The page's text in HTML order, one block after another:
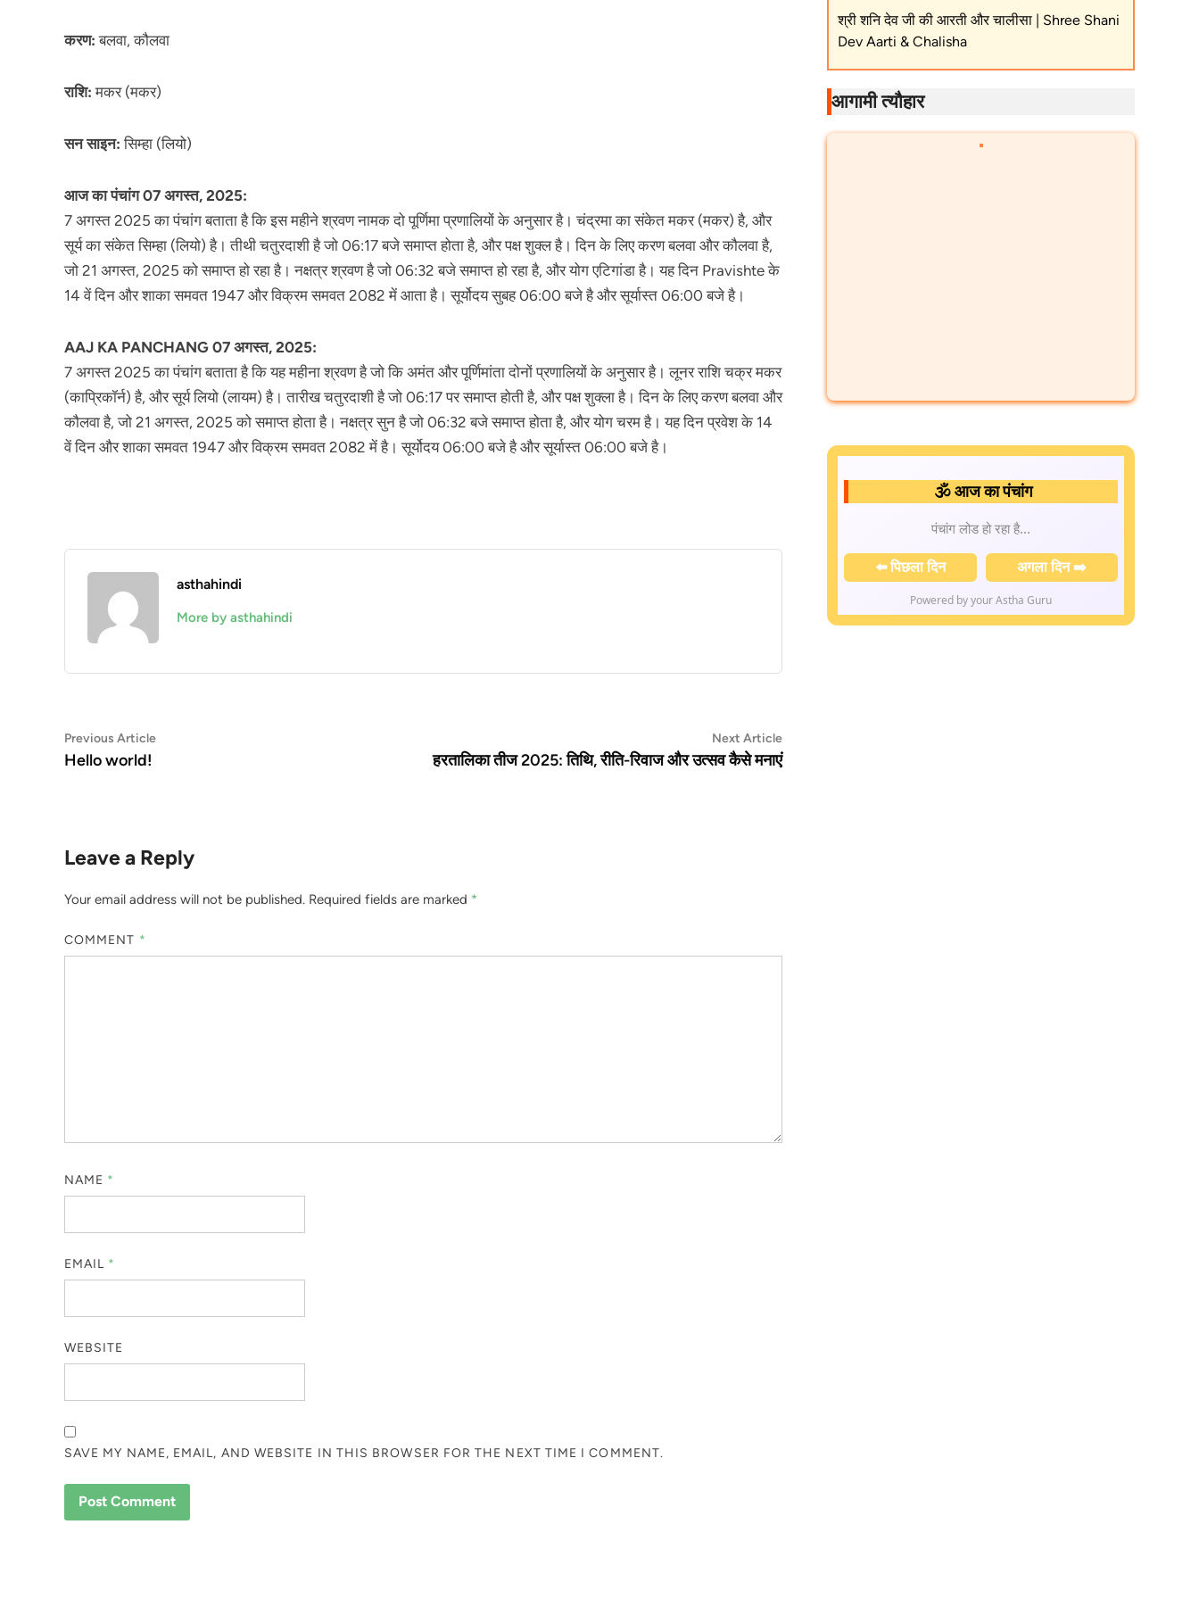
करण: बलवा, कौलवा
राशि: मकर (मकर)
सन साइन: सिम्हा (लियो)
आज का पंचांग 07 अगस्त, 2025:
7 अगस्त 2025 का पंचांग बताता है कि इस महीने श्रवण नामक दो पूर्णिमा प्रणालियों के अनुसार है। चंद्रमा का संकेत मकर (मकर) है, और
सूर्य का संकेत सिम्हा (लियो) है। तीथी चतुरदाशी है जो 06:17 बजे समाप्त होता है, और पक्ष शुक्ल है। दिन के लिए करण बलवा और कौलवा है,
जो 21 अगस्त, 2025 को समाप्त हो रहा है। नक्षत्र श्रवण है जो 06:32 बजे समाप्त हो रहा है, और योग एटिगांडा है। यह दिन Pravishte के
14 वें दिन और शाका समवत 1947 और विक्रम समवत 2082 में आता है। सूर्योदय सुबह 06:00 बजे है और सूर्यास्त 06:00 बजे है।
AAJ KA PANCHANG 07 अगस्त, 2025:
7 अगस्त 2025 का पंचांग बताता है कि यह महीना श्रवण है जो कि अमंत और पूर्णिमांता दोनों प्रणालियों के अनुसार है। लूनर राशि चक्र मकर
(काप्रिकॉर्न) है, और सूर्य लियो (लायम) है। तारीख चतुरदाशी है जो 06:17 पर समाप्त होती है, और पक्ष शुक्ला है। दिन के लिए करण बलवा और
कौलवा है, जो 21 अगस्त, 2025 को समाप्त होता है। नक्षत्र सुन है जो 06:32 बजे समाप्त होता है, और योग चरम है। यह दिन प्रवेश के 14
वें दिन और शाका समवत 1947 और विक्रम समवत 2082 में है। सूर्योदय 06:00 बजे है और सूर्यास्त 06:00 बजे है।
asthahindi
More by asthahindi
Post
navigation
Previous ArticlePrevious
Hello world!
Next ArticleNext
article:
हरतालिका तीज 2025: तिथि, रीति-रिवाज और उत्सव कैसे मनाएं
Leave a Reply
Your email address will not be published. Required fields are marked *
COMMENT *
NAME *
EMAIL *
WEBSITE
SAVE MY NAME, EMAIL, AND WEBSITE IN THIS BROWSER FOR THE NEXT TIME I COMMENT.
श्री शनि देव जी की आरती और चालीसा | Shree Shani
Dev Aarti & Chalisha
आगामी त्यौहार
🕉️ आज का पंचांग
पंचांग लोड हो रहा है...
⬅️ पिछला दिन अगला दिन ➡️
Powered by your Astha Guru